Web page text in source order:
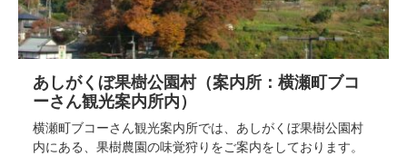
あしがくぼ果樹公園村（案内所：横瀬町ブコ
ーさん観光案内所内）
横瀬町ブコーさん観光案内所では、あしがくぼ果樹公園村
内にある、果樹農園の味覚狩りをご案内をしております。